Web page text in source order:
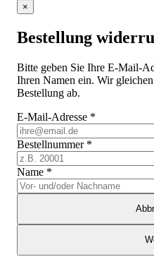
×
Bestellung
Bitte geben Sie Ihre E-Mail-
Ihren Namen ein. Wir
Bestellung ab.
E-Mail-Adresse *
Bestellnummer *
Name *